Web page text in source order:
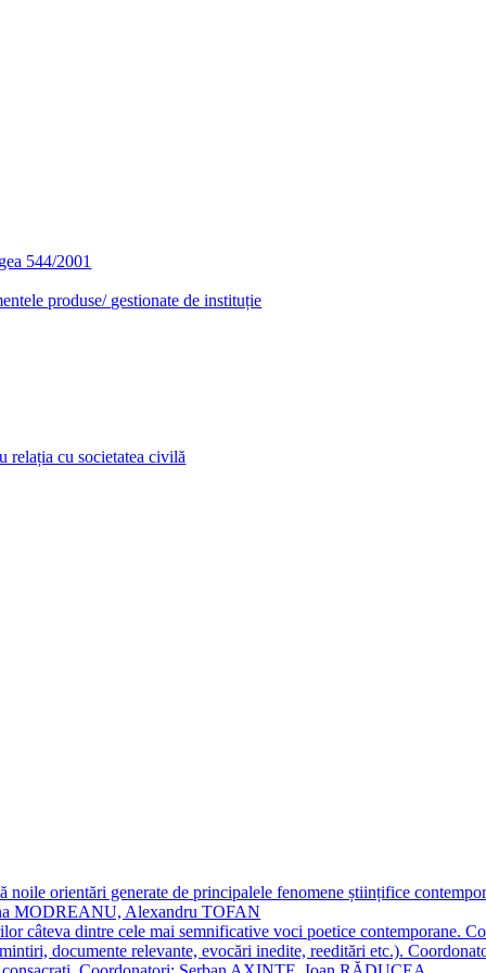
544/2001
produse/ gestionate de instituție
relația cu societatea civilă
noile orientări generate de principalele fenomene științifice
MODREANU, Alexandru TOFAN
câteva dintre cele mai semnificative voci poetice
documente relevante, evocări inedite, reeditări etc.).